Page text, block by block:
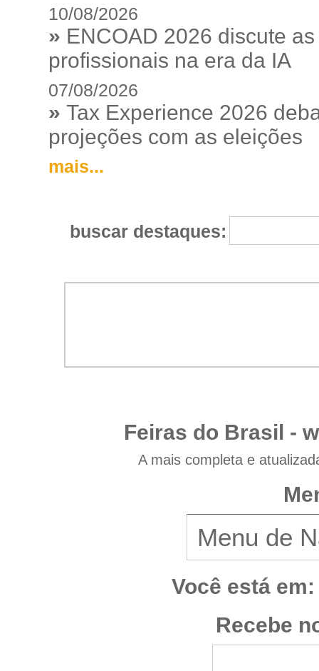
10/08/2026
» ENCOAD 2026 discute
profissionais na era da IA
07/08/2026
» Tax Experience 2026
projeções com as eleições
mais...
buscar destaques:
Feiras do Brasil -
A mais completa e
Você está em:
Recebe